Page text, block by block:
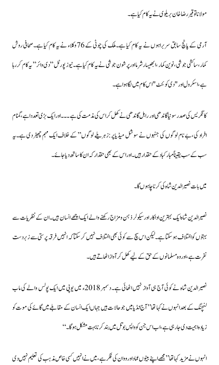
مولانا توقیر رضا خان بریلوی نے یہ کام کیا ہے۔
آرمی کے پانچ سابق سربراہوں نے یہ کام کیا ہے۔ملک کی چوٹی کے 76 وکلاء نے یہ کام کیا ہے۔صحافی روش
کمار،ساکشی جوشی،نوین کمار ،ابھیسار شرما اور پرشون جوشی نے یہ کام کیاہے۔نیوز پورٹل ” دی وائر ” یہ کام کررہا
ہے،اسکرول اور "دی کوئنٹ "اس کام میں لگا ہوا ہے۔
کانگریس کی صدر سونیا گاندھی اور راہل گاندھی نے کھل کر اس کی مذمت کی ہے ۔۔۔اور ایک بڑی تعددا ہے،گمنام
افراد کی،بے نام لوگوں کی جنہوں نے سوشل میڈیا پر :زہریلے لوگوں” کے خلاف ایک مہم چھیڑ دی ہے۔یہ
سب کے سب یقیناً مبارکباد کے حقدار ہیں۔ اور اس کے بھی حقدار کہ ان کا ساتھ دیا جائے۔
میں بات نصیرالدین شاہ کی کرنا چاہوں گا۔
نصیرالدین شاہ ایک بہترین اداکار اور سیکولر ذہن و مزاج رکھنے والے ایک اچھے انسان ہیں۔ان کے نظریات سے
بہتوں کو اختلاف ہوسکتا ہے۔لیکن اس سچ سے کوئی بھی اختلاف نہیں کرسکتا کہ انہیں فرقہ پرستی سے زبردست
نفرت ہے،اور وہ مسلمانوں کے حق کے لیے کھل کر آواز اٹھاتے ہیں۔
نصیر الدین شاہ نے کوئی آج ہی آواز نہیں اٹھائی ہے۔ دسمبر 2018ء میں یوپی میں ایک پولس والے کی ماب
لنچنگ کے بعد انہوں نے کہا تھا’’ آج انڈیا میں جو حالات ہیں جہاں ایک انسان کے مقابلے میں گائے کی موت کو
زیادہ اہمیت دی جارہی ہے،اب اس جن کو واپس بوتل میں بند کرنا بہت مشکل ہوگا۔‘‘
انہوں نے مزید کہا تھا’’ مجھے اپنے بیٹوں عماد اور ووان کی فکر ہے،میں نے انہیں کسی خاص مذہب کی تعلیم نہیں دی